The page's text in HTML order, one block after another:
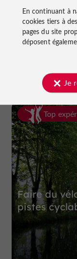
Ferme
Top
Faire du
pistes
En continuant à
cookies tiers à
pages du site
déposent
Je